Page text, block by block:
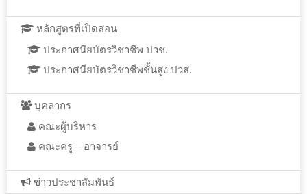
หลักสูตรที่เปิดสอน
ประกาศนียบัตรวิชาชีพ ปวช.
ประกาศนียบัตรวิชาชีพชั้นสูง ปวส.
บุคลากร
คณะผู้บริหาร
คณะครู – อาจารย์
ข่าวประชาสัมพันธ์